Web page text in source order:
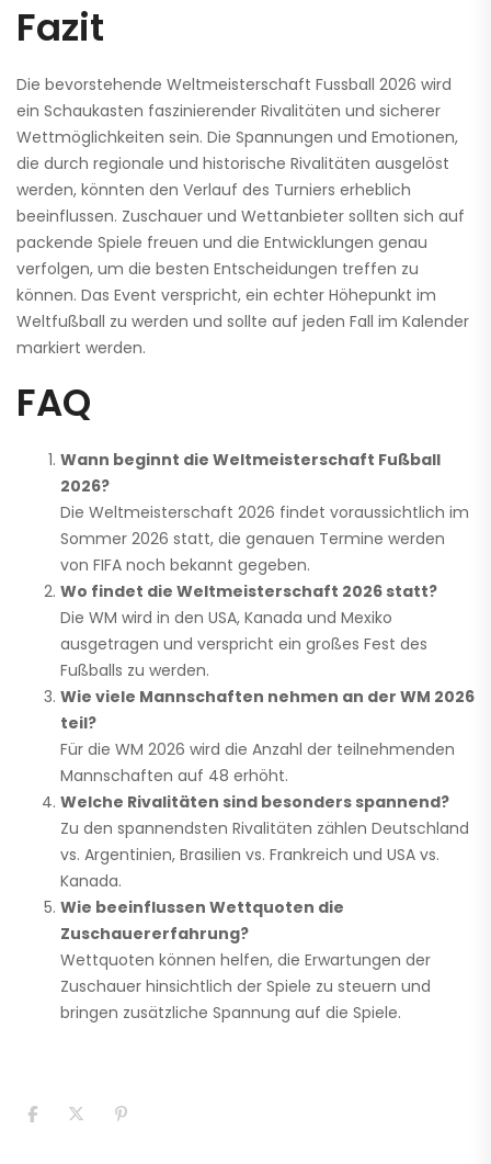
Fazit
Die bevorstehende Weltmeisterschaft Fussball 2026 wird
ein Schaukasten faszinierender Rivalitäten und sicherer
Wettmöglichkeiten sein. Die Spannungen und Emotionen,
die durch regionale und historische Rivalitäten ausgelöst
werden, könnten den Verlauf des Turniers erheblich
beeinflussen. Zuschauer und Wettanbieter sollten sich auf
packende Spiele freuen und die Entwicklungen genau
verfolgen, um die besten Entscheidungen treffen zu
können. Das Event verspricht, ein echter Höhepunkt im
Weltfußball zu werden und sollte auf jeden Fall im Kalender
markiert werden.
FAQ
Wann beginnt die Weltmeisterschaft Fußball
2026?
Die Weltmeisterschaft 2026 findet voraussichtlich im
Sommer 2026 statt, die genauen Termine werden
von FIFA noch bekannt gegeben.
Wo findet die Weltmeisterschaft 2026 statt?
Die WM wird in den USA, Kanada und Mexiko
ausgetragen und verspricht ein großes Fest des
Fußballs zu werden.
Wie viele Mannschaften nehmen an der WM 2026
teil?
Für die WM 2026 wird die Anzahl der teilnehmenden
Mannschaften auf 48 erhöht.
Welche Rivalitäten sind besonders spannend?
Zu den spannendsten Rivalitäten zählen Deutschland
vs. Argentinien, Brasilien vs. Frankreich und USA vs.
Kanada.
Wie beeinflussen Wettquoten die
Zuschauererfahrung?
Wettquoten können helfen, die Erwartungen der
Zuschauer hinsichtlich der Spiele zu steuern und
bringen zusätzliche Spannung auf die Spiele.